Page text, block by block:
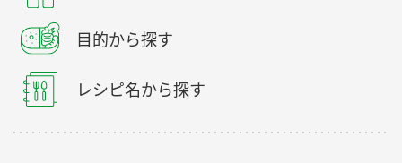
目的から探す
レシピ名から探す